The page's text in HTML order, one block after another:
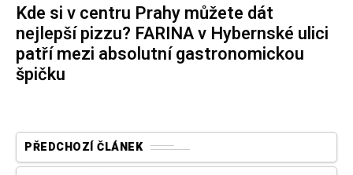
Kde si v centru Prahy můžete dát
nejlepší pizzu? FARINA v Hybernské ulici
patří mezi absolutní gastronomickou
špičku
PŘEDCHOZÍ ČLÁNEK